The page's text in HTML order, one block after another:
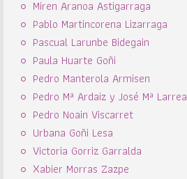
Miren Aranoa Astigarraga
Pablo Martincorena Lizarraga
Pascual Larunbe Bidegain
Paula Huarte Goñi
Pedro Manterola Armisen
Pedro Mª Ardaiz y José Mª Larrea
Pedro Noain Viscarret
Urbana Goñi Lesa
Victoria Gorriz Garralda
Xabier Morras Zazpe